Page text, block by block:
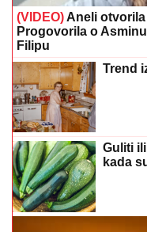
(VIDEO) Aneli
Progovorila o
Filipu
Trend
Guliti
kada